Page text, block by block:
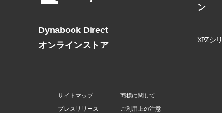
Dynabook Direct
オンラインストア
サイトマップ
プレスリリース
商標に関して
ご利用上の注意
ン
XPZシ